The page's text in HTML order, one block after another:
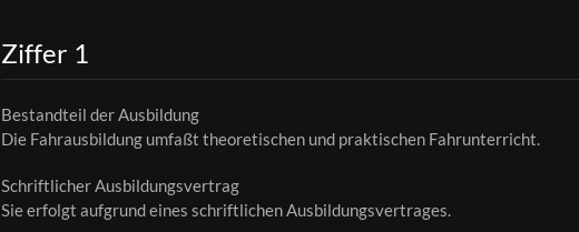
Ziffer 1
Bestandteil der Ausbildung
Die Fahrausbildung umfaßt theoretischen und praktischen Fahrunterricht.
Schriftlicher Ausbildungsvertrag
Sie erfolgt aufgrund eines schriftlichen Ausbildungsvertrages.